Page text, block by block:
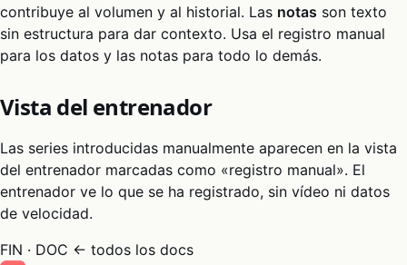
contribuye al volumen y al historial. Las notas son texto
sin estructura para dar contexto. Usa el registro manual
para los datos y las notas para todo lo demás.
Vista del entrenador
Las series introducidas manualmente aparecen en la vista
del entrenador marcadas como «registro manual». El
entrenador ve lo que se ha registrado, sin vídeo ni datos
de velocidad.
FIN · DOC ← todos los docs